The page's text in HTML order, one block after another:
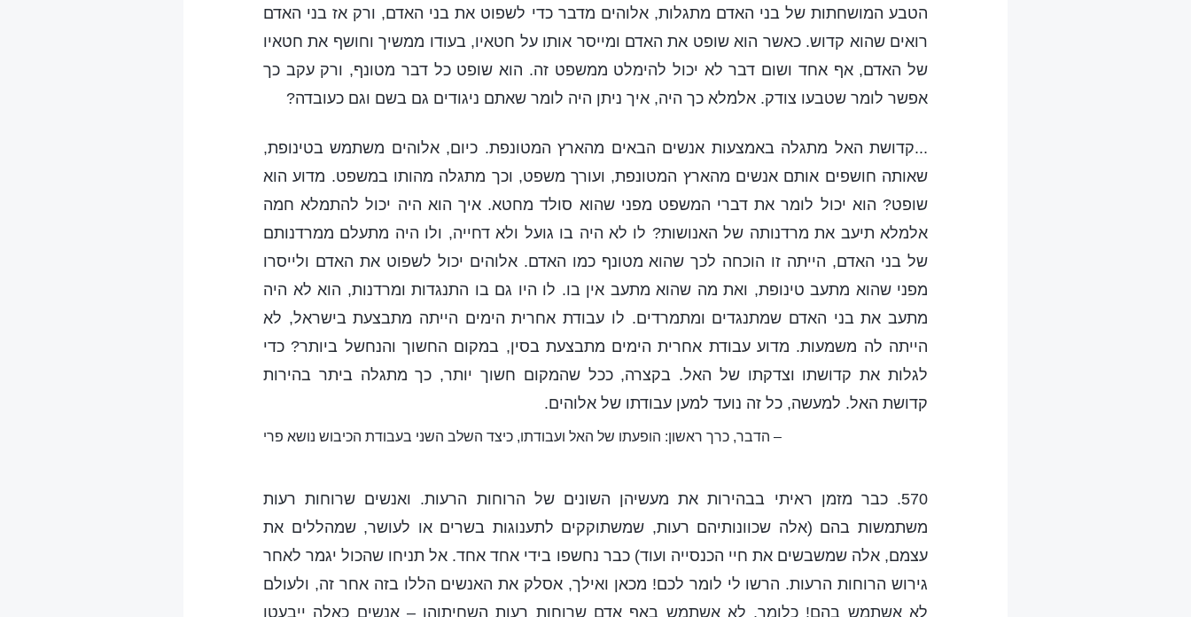
הטבע המושחתות של בני האדם מתגלות, אלוהים מדבר כדי לשפוט את בני האדם, ורק אז בני האדם
רואים שהוא קדוש. כאשר הוא שופט את האדם ומייסר אותו על חטאיו, בעודו ממשיך וחושף את חטאיו
של האדם, אף אחד ושום דבר לא יכול להימלט ממשפט זה. הוא שופט כל דבר מטונף, ורק עקב כך
אפשר לומר שטבעו צודק. אלמלא כך היה, איך ניתן היה לומר שאתם ניגודים גם בשם וגם כעובדה?
...קדושת האל מתגלה באמצעות אנשים הבאים מהארץ המטונפת. כיום, אלוהים משתמש בטינופת,
שאותה חושפים אותם אנשים מהארץ המטונפת, ועורך משפט, וכך מתגלה מהותו במשפט. מדוע הוא
שופט? הוא יכול לומר את דברי המשפט מפני שהוא סולד מחטא. איך הוא היה יכול להתמלא חמה
אלמלא תיעב את מרדנותה של האנושות? לו לא היה בו גועל ולא דחייה, ולו היה מתעלם ממרדנותם
של בני האדם, הייתה זו הוכחה לכך שהוא מטונף כמו האדם. אלוהים יכול לשפוט את האדם ולייסרו
מפני שהוא מתעב טינופת, ואת מה שהוא מתעב אין בו. לו היו גם בו התנגדות ומרדנות, הוא לא היה
מתעב את בני האדם שמתנגדים ומתמרדים. לו עבודת אחרית הימים הייתה מתבצעת בישראל, לא
הייתה לה משמעות. מדוע עבודת אחרית הימים מתבצעת בסין, במקום החשוך והנחשל ביותר? כדי
לגלות את קדושתו וצדקתו של האל. בקצרה, ככל שהמקום חשוך יותר, כך מתגלה ביתר בהירות
קדושת האל. למעשה, כל זה נועד למען עבודתו של אלוהים.
– הדבר, כרך ראשון: הופעתו של האל ועבודתו, כיצד השלב השני בעבודת הכיבוש נושא פרי
570. כבר מזמן ראיתי בבהירות את מעשיהן השונים של הרוחות הרעות. ואנשים שרוחות רעות
משתמשות בהם (אלה שכוונותיהם רעות, שמשתוקקים לתענוגות בשרים או לעושר, שמהללים את
עצמם, אלה שמשבשים את חיי הכנסייה ועוד) כבר נחשפו בידי אחד אחד. אל תניחו שהכול יגמר לאחר
גירוש הרוחות הרעות. הרשו לי לומר לכם! מכאן ואילך, אסלק את האנשים הללו בזה אחר זה, ולעולם
לא אשתמש בהם! כלומר, לא אשתמש באף אדם שרוחות רעות השחיתוהו – אנשים כאלה ייבעטו